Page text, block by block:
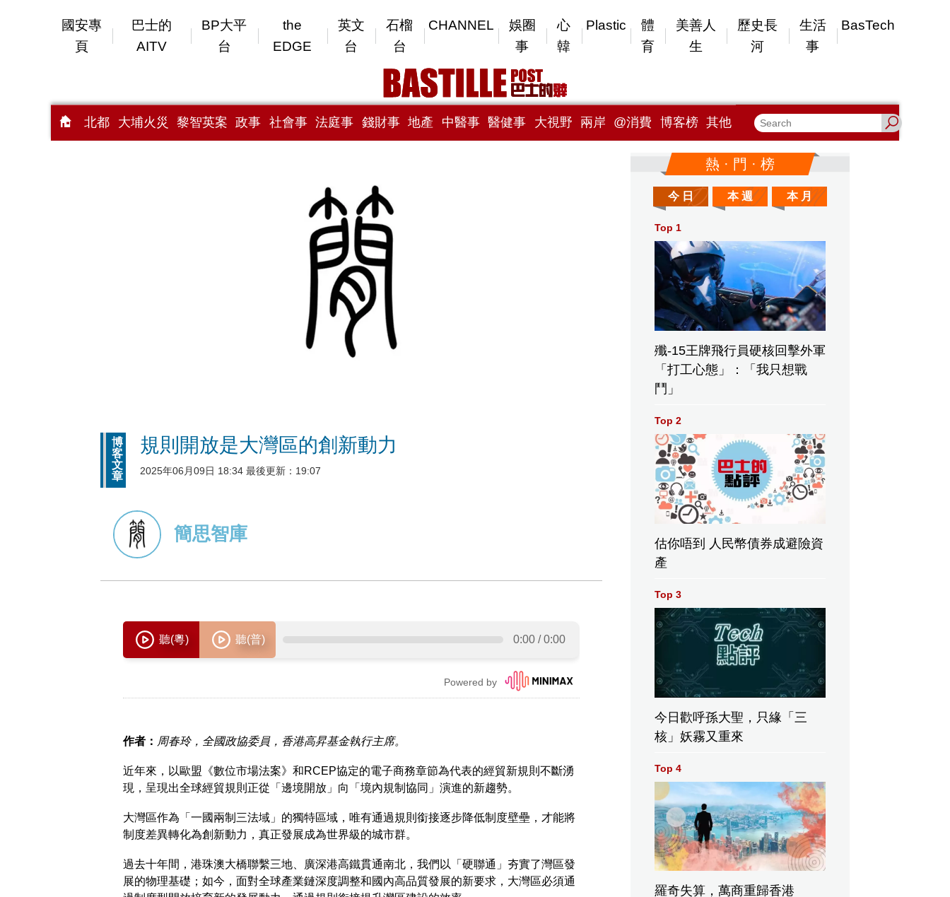
國安專
頁
巴士的
AITV
BP大平
台
the
EDGE
英文
台
石榴
台
CHANNEL
娛圈
事
心
韓
Plastic
體
育
美善人
生
歷史長
河
生活
事
BasTech
北都 大埔火災 黎智英案 政事 社會事 法庭事 錢財事 地產 中醫事 醫健事 大視野 兩岸 @消費 博客榜 其他
博
客
文
章
規則開放是大灣區的創新動力
2025年06月09日 18:34 最後更新：19:07
簡思智庫
作者： 周春玲，全國政協委員，香港高昇基金執行主席。
近年來，以歐盟《數位市場法案》和RCEP協定的電子商務章節為代表的經貿新規則不斷湧
現，呈現出全球經貿規則正從「邊境開放」向「境內規制協同」演進的新趨勢。
大灣區作為「一國兩制三法域」的獨特區域，唯有通過規則銜接逐步降低制度壁壘，才能將
制度差異轉化為創新動力，真正發展成為世界級的城市群。
過去十年間，港珠澳大橋聯繫三地、廣深港高鐵貫通南北，我們以「硬聯通」夯實了灣區發
展的物理基礎；如今，面對全球產業鏈深度調整和國內高品質發展的新要求，大灣區必須通
熱 · 門 · 榜
今 日 本 週 本 月
Top 1
殲-15王牌飛行員硬核回擊外軍
「打工心態」：「我只想戰
鬥」
Top 2
估你唔到 人民幣債券成避險資
產
Top 3
今日歡呼孫大聖，只緣「三
核」妖霧又重來
Top 4
羅奇失算，萬商重歸香港